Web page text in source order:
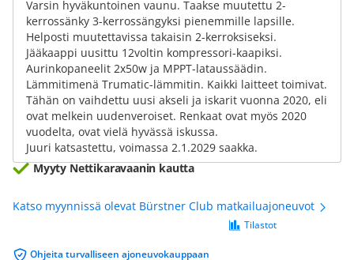
Varsin hyväkuntoinen vaunu. Taakse muutettu 2-
kerrossänky 3-kerrossängyksi pienemmille lapsille.
Helposti muutettavissa takaisin 2-kerroksiseksi.
Jääkaappi uusittu 12voltin kompressori-kaapiksi.
Aurinkopaneelit 2x50w ja MPPT-lataussäädin.
Lämmitimenä Trumatic-lämmitin. Kaikki laitteet toimivat.
Tähän on vaihdettu uusi akseli ja iskarit vuonna 2020, eli
ovat melkein uudenveroiset. Renkaat ovat myös 2020
vuodelta, ovat vielä hyvässä iskussa.
Juuri katsastettu, voimassa 2.1.2029 saakka.
Myyty Nettikaravaanin kautta
Katso myynnissä olevat Bürstner Club matkailuajoneuvot
Ohjeita turvalliseen ajoneuvokauppaan
Tilastot